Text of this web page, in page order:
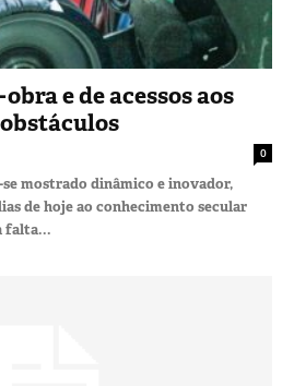
e de acessos aos
0
mostrado dinâmico e inovador,
de hoje ao conhecimento secular
falta...